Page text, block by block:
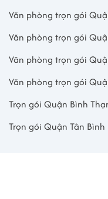
Văn phòng trọn gói
Văn phòng trọn gói
Văn phòng trọn gói
Văn phòng trọn gói
Trọn gói Quận Bình
Trọn gói Quận Tân Bình